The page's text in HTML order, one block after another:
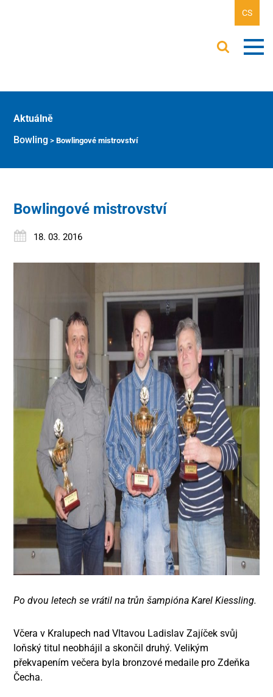
CS
Aktuálně
Bowling >Bowlingové mistrovství
Bowlingové mistrovství
18. 03. 2016
Po dvou letech se vrátil na trůn šampióna Karel Kiessling.
Včera v Kralupech nad Vltavou Ladislav Zajíček svůj
loňský titul neobhájil a skončil druhý. Velikým
překvapením večera byla bronzové medaile pro Zdeňka
Čecha.